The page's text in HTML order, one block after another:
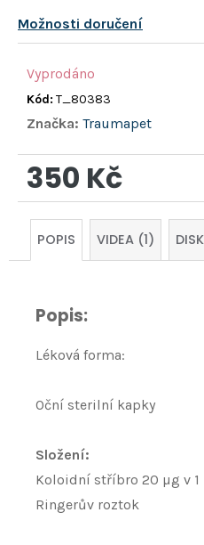
Možnosti doručení
Vyprodáno
Kód: T_80383
Značka: Traumapet
350 Kč
Měrná
POPIS VIDEA (1)
Popis:
Léková forma:
Oční sterilní kapky
Složení:
Koloidní stříbro 20 µg v 1
Ringerův roztok
e
m
e